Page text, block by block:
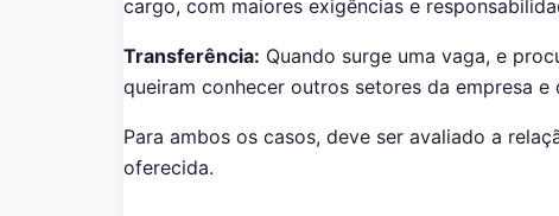
cargo, com maiores exigências e
Transferência: Quando surge uma vaga, e
queiram conhecer outros setores da empresa e
Para ambos os casos, deve ser avaliado a
oferecida.